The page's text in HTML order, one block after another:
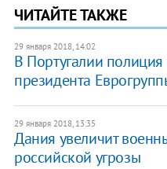
ЧИТАЙТЕ ТАКЖЕ
29 января 2018, 14:02
В Португалии
президента
29 января 2018, 13:35
Дания увеличит
российской угрозы